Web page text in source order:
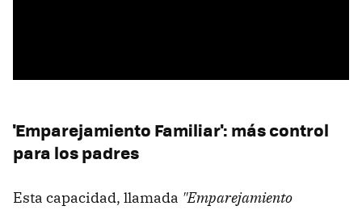
'Emparejamiento Familiar': más control
para los padres
Esta capacidad, llamada "Emparejamiento